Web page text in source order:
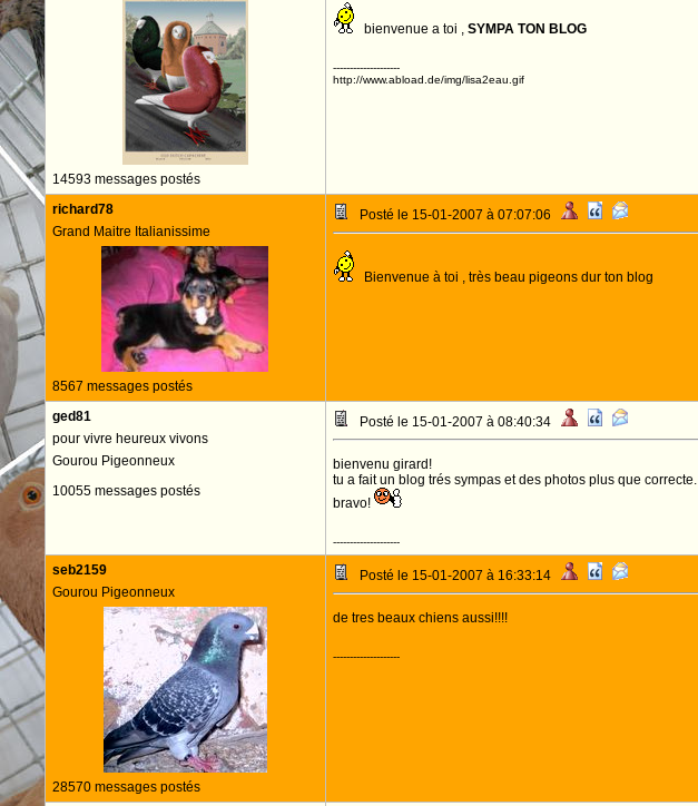
14593 messages postés
bienvenue a toi ,SYMPA TON BLOG
--------------------
http://www.abload.de/img/lisa2eau.gif
richard78
Grand Maitre Italianissime
8567 messages postés
Posté le 15-01-2007 à 07:07:06
Bienvenue à toi , très beau pigeons dur ton blog
ged81
pour vivre heureux vivons
Gourou Pigeonneux
10055 messages postés
Posté le 15-01-2007 à 08:40:34
bienvenu girard!
tu a fait un blog trés sympas et des photos plus que correcte.
bravo!
--------------------
seb2159
Gourou Pigeonneux
28570 messages postés
Posté le 15-01-2007 à 16:33:14
de tres beaux chiens aussi!!!!
--------------------